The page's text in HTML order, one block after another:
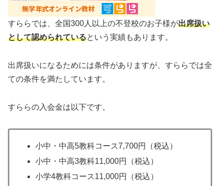
すららでは、全国300人以上の不登校のお子様が出席扱い
として認められているという実績もあります。
出席扱いになるためには条件がありますが、すららでは全
ての条件を満たしています。
すららの入会金は以下です。
小中・中高5教科コース7,700円（税込）
小中・中高3教科11,000円（税込）
小学4教科コース11,000円（税込）